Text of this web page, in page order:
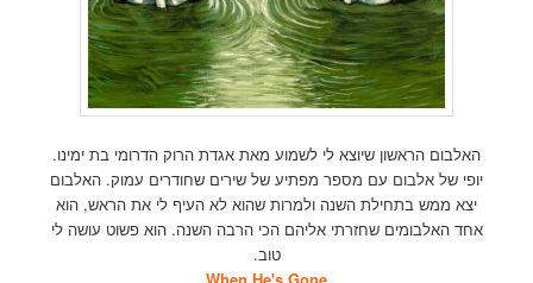
האלבום הראשון שיוצא לי לשמוע מאת אגדת הרוק הדרומי בת ימינו.
יופי של אלבום עם מספר מפתיע של שירים שחודרים עמוק. האלבום
יצא ממש בתחילת השנה ולמרות שהוא לא העיף לי את הראש, הוא
אחד האלבומים שחזרתי אליהם הכי הרבה השנה. הוא פשוט עושה לי
טוב.